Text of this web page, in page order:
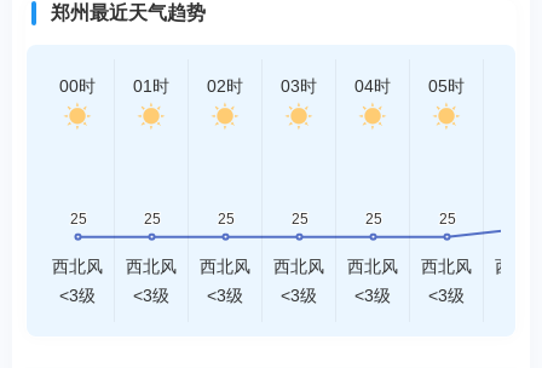
郑州最近天气趋势
00时
西北风
<3级
01时
西北风
<3级
02时
西北风
<3级
03时
西北风
<3级
04时
西北风
<3级
05时
西北风
<3级
西北